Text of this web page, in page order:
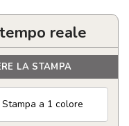
reale
LA STAMPA
Stampa a 1 colore